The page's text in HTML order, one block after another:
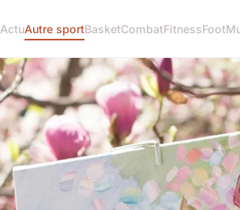
ActuAutre sportBasketCombatFitnessFoot